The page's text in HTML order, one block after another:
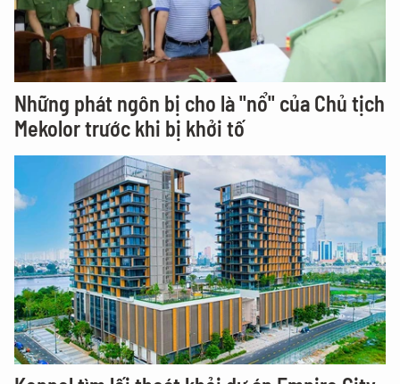
Những phát ngôn bị cho là "nổ" của Chủ tịch
Mekolor trước khi bị khởi tố